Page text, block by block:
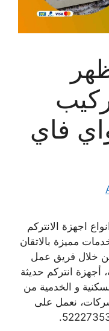
تركيب
فاي
اجهزة الانتركم
مميزة بالاتقان
خلال فريق عمل
أجهزة انتركم حديثة
و الخدمية من
نعمل على